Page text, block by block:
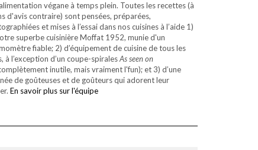
végane à temps plein. Toutes les recettes (à
d'avis contraire) sont pensées, préparées,
et mises à l’essai dans nos cuisines à l’aide 1)
superbe cuisinière Moffat 1952, munie d'un
fiable; 2) d’équipement de cuisine de tous les
à l’exception d’un coupe-spiralesAs seen on
inutile, mais vraiment l'fun); et 3) d’une
de goûteuses et de goûteurs qui adorent leur
En savoir plus sur l'équipe